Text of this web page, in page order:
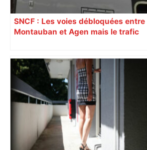
SNCF : Les voies débloquées entre
Montauban et Agen mais le trafic